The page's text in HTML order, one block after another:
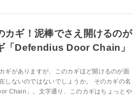
カギ！泥棒でさえ開けるのが
「Defendius Door Chain」
ギがありますが、このカギほど開けるのが面
しないのではないでしょうか。 そのカギの名
Chain」。文字通り、このカギはちょっとや